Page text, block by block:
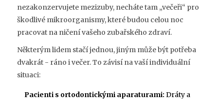
nezakonzervujete mezizuby, necháte tam „večeři“ pro
škodlivé mikroorganismy, které budou celou noc
pracovat na ničení vašeho zubařského zdraví.
Některým lidem stačí jednou, jiným může být potřeba
dvakrát - ráno i večer. To závisí na vaší individuální
situaci:
Pacienti s ortodontickými aparaturami: Dráty a